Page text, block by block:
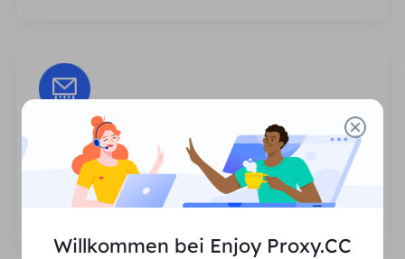
Unbegrenzte Sitzungen
Es gibt keine Begrenzung hinsichtlich der
Anzahl der Nutzungen oder der
Willkommen bei Enjoy Proxy.CC